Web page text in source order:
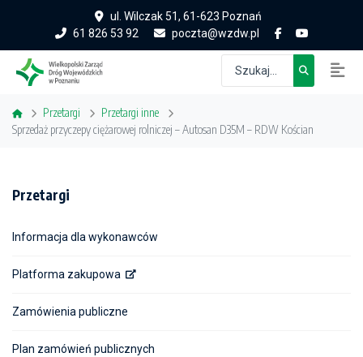
ul. Wilczak 51, 61-623 Poznań
61 826 53 92
poczta@wzdw.pl
Przetargi
Przetargi inne
Sprzedaż przyczepy ciężarowej rolniczej – Autosan D35M – RDW Kościan
Przetargi
Informacja dla wykonawców
Platforma zakupowa
Zamówienia publiczne
Plan zamówień publicznych